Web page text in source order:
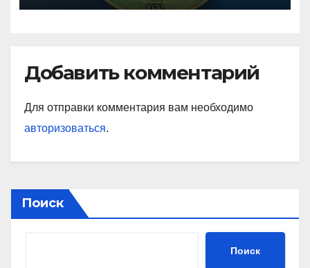
Добавить комментарий
Для отправки комментария вам необходимо
авторизоваться.
Поиск
Поиск